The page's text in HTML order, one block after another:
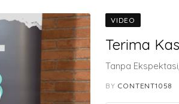
VIDEO
Terima
Tanpa
BY CONTENT1058